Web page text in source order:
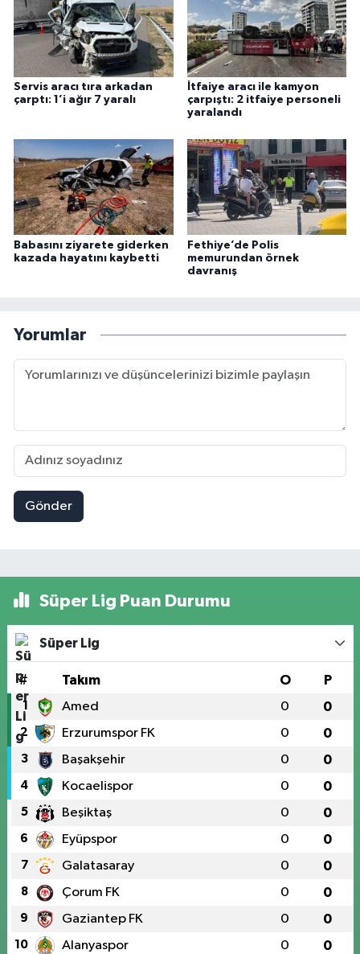
Servis aracı tıra arkadan
çarptı: 1’i ağır 7 yaralı
İtfaiye aracı ile kamyon
çarpıştı: 2 itfaiye personeli
yaralandı
Babasını ziyarete giderken
kazada hayatını kaybetti
Fethiye’de Polis
memurundan örnek
davranış
Yorumlar
Gönder
Süper Lig Puan Durumu
Süper Lig
# Takım O P
1 Amed 0 0
2 Erzurumspor FK 0 0
3 Başakşehir 0 0
4 Kocaelispor 0 0
5 Beşiktaş 0 0
6 Eyüpspor 0 0
7 Galatasaray 0 0
8 Çorum FK 0 0
9 Gaziantep FK 0 0
10 Alanyaspor 0 0